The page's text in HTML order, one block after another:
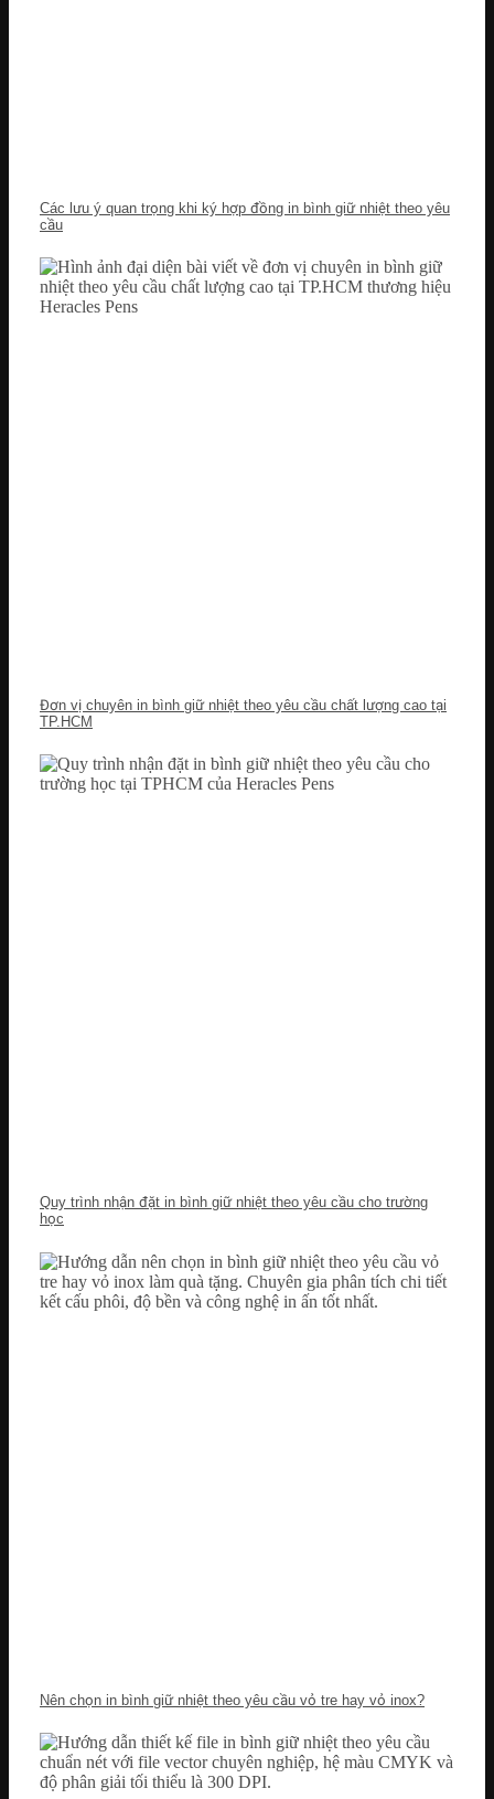
Các lưu ý quan trọng khi ký hợp đồng in bình giữ nhiệt theo yêu
cầu
Đơn vị chuyên in bình giữ nhiệt theo yêu cầu chất lượng cao tại
TP.HCM
Quy trình nhận đặt in bình giữ nhiệt theo yêu cầu cho trường
học
Nên chọn in bình giữ nhiệt theo yêu cầu vỏ tre hay vỏ inox?